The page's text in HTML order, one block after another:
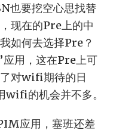
也要挖空心思找替
现在的Pre上的中
如何去选择Pre？
用，这在Pre上可
对wifi期待的日
的机会并不多。
应用，塞班还差